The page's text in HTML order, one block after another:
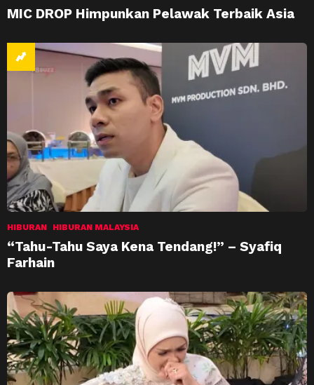
MIC DROP Himpunkan Pelawak Terbaik Asia
HIBURAN HIBURAN MALAYSIA
“Tahu-Tahu Saya Kena Tendang!” – Syafiq
Farhain